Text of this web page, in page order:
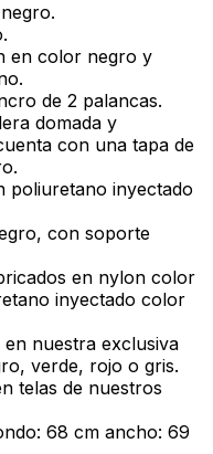
en color negro y
de 2 palancas.
domada y
con una tapa de
poliuretano inyectado
con soporte
en nylon color
inyectado color
en nuestra exclusiva
verde, rojo o gris.
telas de nuestros
68 cm ancho: 69